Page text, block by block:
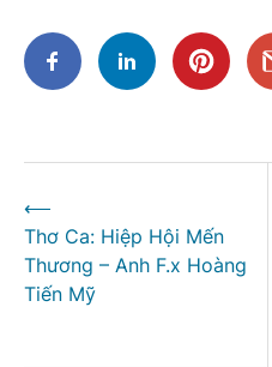
hướng
bài
viết
⟵
Thơ Ca: Hiệp Hội Mến
Thương – Anh F.x Hoàng
Tiến Mỹ